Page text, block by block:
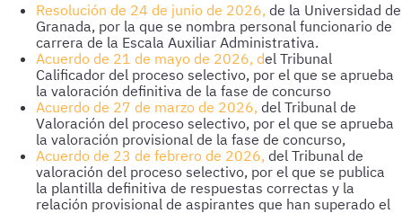
Resolución de 24 de junio de 2026, de la Universidad de
Granada, por la que se nombra personal funcionario de
carrera de la Escala Auxiliar Administrativa.
Acuerdo de 21 de mayo de 2026, del Tribunal
Calificador del proceso selectivo, por el que se aprueba
la valoración definitiva de la fase de concurso
Acuerdo de 27 de marzo de 2026, del Tribunal de
Valoración del proceso selectivo, por el que se aprueba
la valoración provisional de la fase de concurso,
Acuerdo de 23 de febrero de 2026, del Tribunal de
valoración del proceso selectivo, por el que se publica
la plantilla definitiva de respuestas correctas y la
relación provisional de aspirantes que han superado el